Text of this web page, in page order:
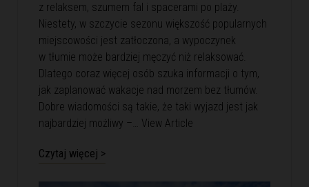
z relaksem, szumem fal i spacerami po plaży.
Niestety, w szczycie sezonu większość popularnych
miejscowości jest zatłoczona, a wypoczynek
w tłumie może bardziej męczyć niż relaksować.
Dlatego coraz więcej osób szuka informacji o tym,
jak zaplanować wakacje nad morzem bez tłumów.
Dobre wiadomości są takie, że taki wyjazd jest jak
najbardziej możliwy –… View Article
Czytaj więcej >